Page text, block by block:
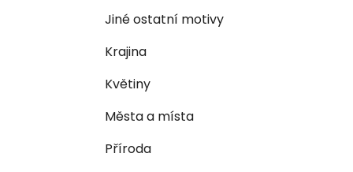
Jiné ostatní motivy
Krajina
Květiny
Města a místa
Příroda